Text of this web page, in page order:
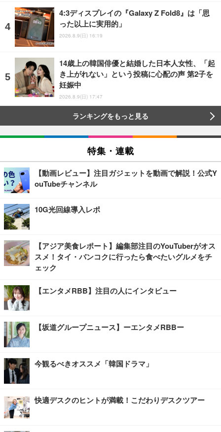
4:3ディスプレイの『Galaxy Z Fold8』は「思
った以上に実用的」
2026.8.9(日) 16:19
14歳上の韓国俳優と結婚した日本人女性、「起
き上がれない」という投稿に心配の声 第2子を
妊娠中
2026.8.9(日) 17:47
ランキングをもっと見る
特集・連載
【動画レビュー】注目ガジェットを動画で解説！公式Y
ouTubeチャンネル
10G光回線導入レポ
【アジア美食レポート】編集部注目のYouTuberがオス
スメ！タイ・バンコクに行ったら食べたいグルメをチ
ェック
【エンタメRBB】注目の人にインタビュー
【坂道グループニュース】ーエンタメRBBー
今観るべきオススメ「韓国ドラマ」
快適デスクのヒントが満載！こだわりデスクツアー